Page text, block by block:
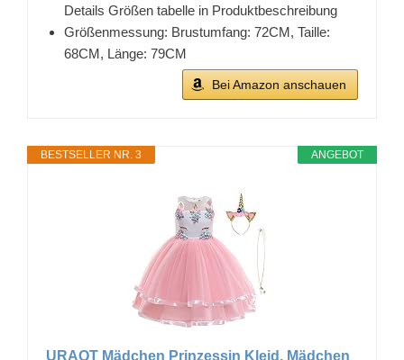
Details Größen tabelle in Produktbeschreibung
Größenmessung: Brustumfang: 72CM, Taille:
68CM, Länge: 79CM
Bei Amazon anschauen
ANGEBOT
BESTSELLER NR. 3
URAQT Mädchen Prinzessin Kleid, Mädchen